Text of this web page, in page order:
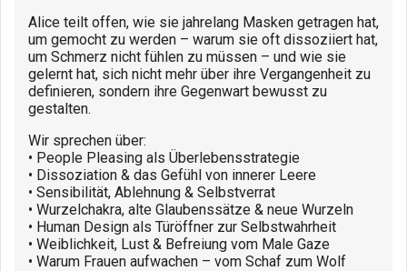
Alice teilt offen, wie sie jahrelang Masken getragen hat,
um gemocht zu werden – warum sie oft dissoziiert hat,
um Schmerz nicht fühlen zu müssen – und wie sie
gelernt hat, sich nicht mehr über ihre Vergangenheit zu
definieren, sondern ihre Gegenwart bewusst zu
gestalten.
Wir sprechen über:
• People Pleasing als Überlebensstrategie
• Dissoziation & das Gefühl von innerer Leere
• Sensibilität, Ablehnung & Selbstverrat
• Wurzelchakra, alte Glaubenssätze & neue Wurzeln
• Human Design als Türöffner zur Selbstwahrheit
• Weiblichkeit, Lust & Befreiung vom Male Gaze
• Warum Frauen aufwachen – vom Schaf zum Wolf